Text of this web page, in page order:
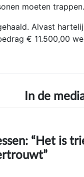
moeten trappen.
Alvast
€ 11.500,00
In de
“Het is